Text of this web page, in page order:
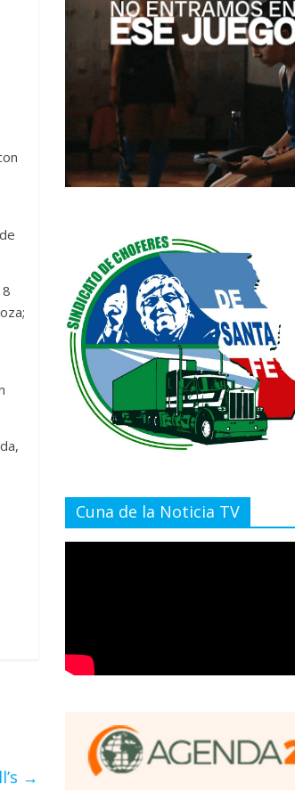
→
Cuna de la Noticia TV